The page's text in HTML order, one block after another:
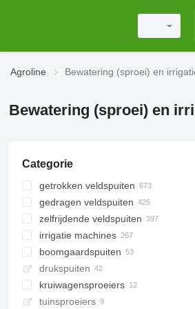
Agroline Bewatering (sproei) en
Bewatering (sproei) en
Categorie
getrokken veldspuiten
gedragen veldspuiten
zelfrijdende veldspuiten
irrigatie machines
boomgaardspuiten
drukspuiten
kruiwagensproeiers
tuinsproeiers